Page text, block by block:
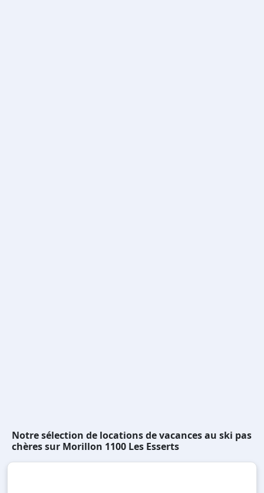
Notre sélection de locations de vacances au ski pas
chères sur Morillon 1100 Les Esserts